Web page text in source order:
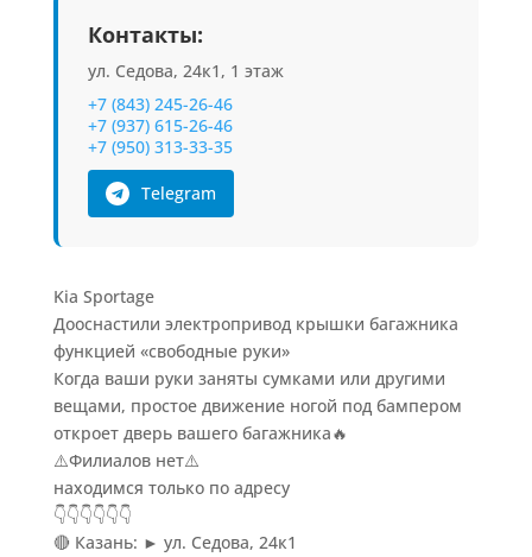
Контакты:
ул. Седова, 24к1, 1 этаж
+7 (843) 245-26-46
+7 (937) 615-26-46
+7 (950) 313-33-35
Telegram
Kia Sportage
Дооснастили электропривод крышки багажника
функцией «свободные руки»
Когда ваши руки заняты сумками или другими
вещами, простое движение ногой под бампером
откроет дверь вашего багажника🔥
⚠️Филиалов нет⚠️
находимся только по адресу
👇👇👇👇👇👇
🔴 Казань: ► ул. Седова, 24к1